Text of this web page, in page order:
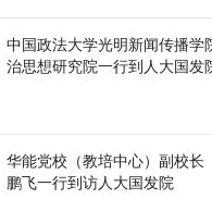
中国政法大学光明新闻传播学
治思想研究院一行到人大国发
华能党校（教培中心）副校长
鹏飞一行到访人大国发院